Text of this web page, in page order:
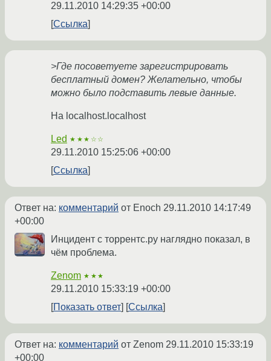
29.11.2010 14:29:35 +00:00
Ссылка
>Где посоветуете зарегистрировать
бесплатный домен? Желательно, чтобы
можно было подставить левые данные.
На localhost.localhost
Led ★★★☆☆
29.11.2010 15:25:06 +00:00
Ссылка
Ответ на: комментарий от Enoch 29.11.2010 14:17:49
+00:00
Инцидент с торрентс.ру наглядно показал, в
чём проблема.
Zenom ★★★
29.11.2010 15:33:19 +00:00
Показать ответ
Ссылка
Ответ на: комментарий от Zenom 29.11.2010 15:33:19
+00:00